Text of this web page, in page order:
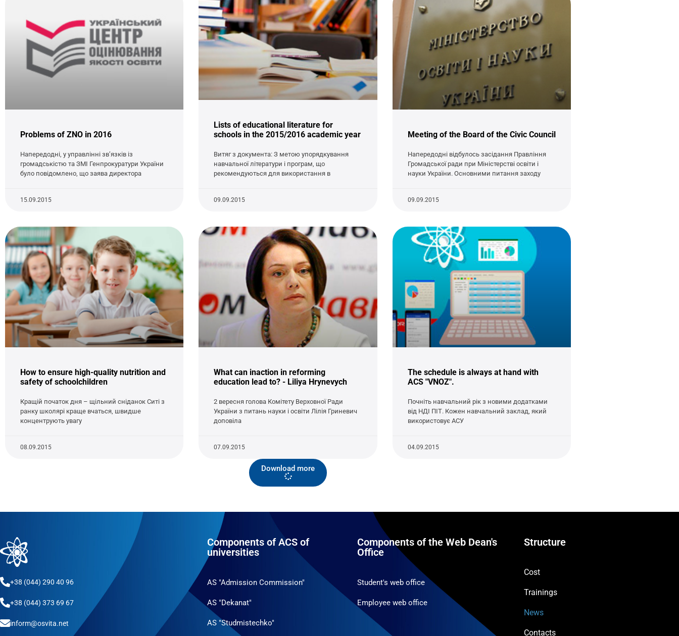
Problems of ZNO in 2016
Напередодні, у управлінні зв’язків із
громадськістю та ЗМІ Генпрокуратури України
було повідомлено, що заява директора
15.09.2015
Lists of educational literature for
schools in the 2015/2016 academic year
Витяг з документа: З метою упорядкування
навчальної літератури і програм, що
рекомендуються для використання в
09.09.2015
Meeting of the Board of the Civic Council
Напередодні відбулось засідання Правління
Громадської ради при Міністерстві освіти і
науки України. Основними питання заходу
09.09.2015
How to ensure high-quality nutrition and
safety of schoolchildren
Кращій початок дня – щільний сніданок Ситі з
ранку школярі краще вчаться, швидше
концентрують увагу
08.09.2015
What can inaction in reforming
education lead to? - Liliya Hrynevych
2 вересня голова Комітету Верховної Ради
України з питань науки і освіти Лілія Гриневич
доповіла
07.09.2015
The schedule is always at hand with
ACS "VNOZ".
Почніть навчальний рік з новими додатками
від НДІ ПІТ. Кожен навчальний заклад, який
використовує АСУ
04.09.2015
Download more
+38 (044) 290 40 96
+38 (044) 373 69 67
inform@osvita.net
Components of ACS of
universities
AS "Admission Commission"
AS "Dekanat"
AS "Studmistechko"
Components of the Web Dean's
Office
Student's web office
Employee web office
Structure
Cost
Trainings
News
Contacts